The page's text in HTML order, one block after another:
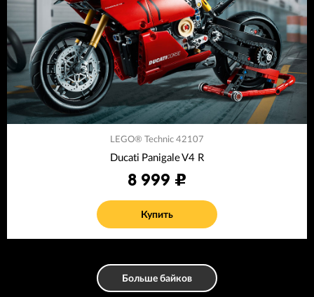
LEGO® Technic 42107
Ducati Panigale V4 R
8 999
Купить
Больше байков